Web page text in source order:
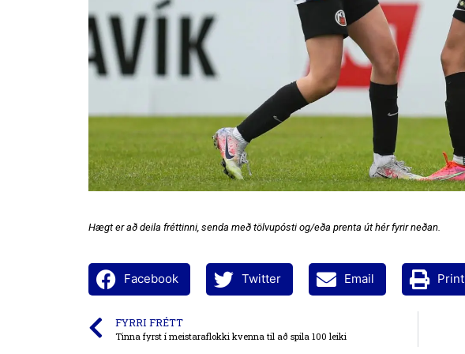
Hægt er að deila fréttinni, senda með tölvupósti og/eða prenta út hér fyrir neðan.
Facebook Twitter Email Print
FYRRI FRÉTT
Tinna fyrst í meistaraflokki kvenna til að spila 100 leiki